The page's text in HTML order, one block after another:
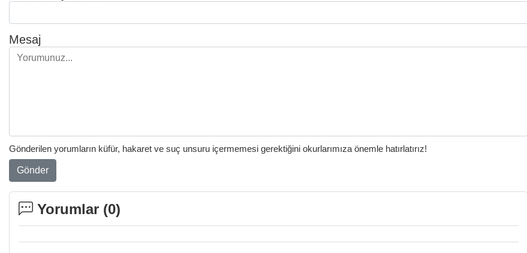
Mesaj
Gönderilen yorumların küfür, hakaret ve suç unsuru içermemesi gerektiğini okurlarımıza önemle hatırlatırız!
Gönder
Yorumlar (0)